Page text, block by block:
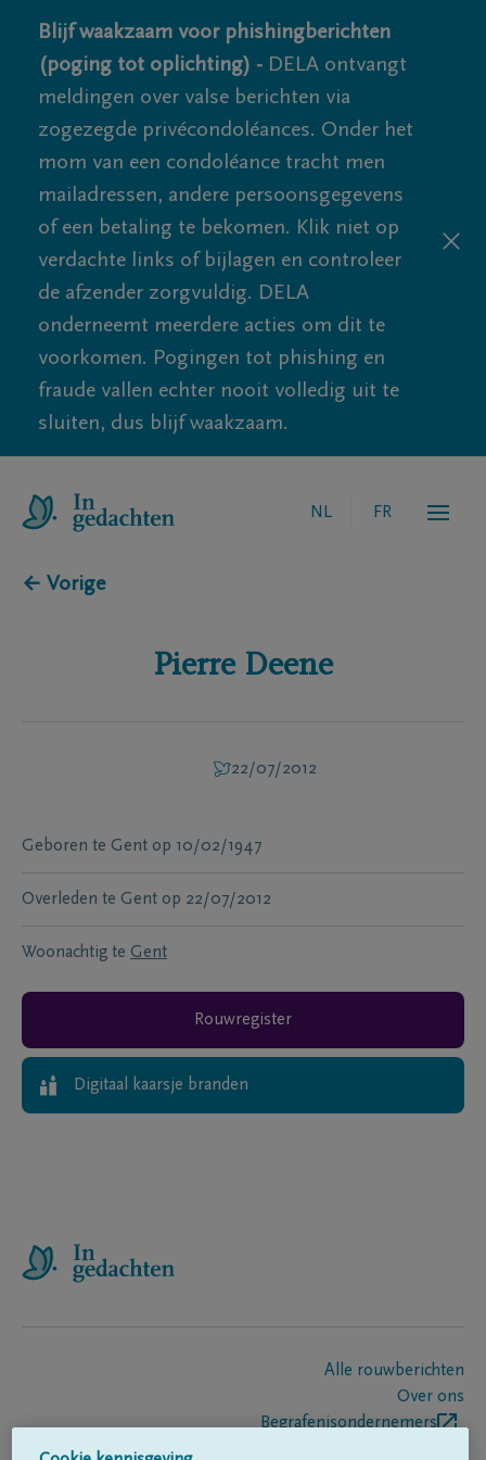
Blijf waakzaam voor phishingberichten
(poging tot oplichting) - DELA ontvangt
meldingen over valse berichten via
zogezegde privécondoléances. Onder het
mom van een condoléance tracht men
mailadressen, andere persoonsgegevens
of een betaling te bekomen. Klik niet op
verdachte links of bijlagen en controleer
de afzender zorgvuldig. DELA
onderneemt meerdere acties om dit te
voorkomen. Pogingen tot phishing en
fraude vallen echter nooit volledig uit te
sluiten, dus blijf waakzaam.
NL FR
← Vorige
Pierre Deene
22/07/2012
Geboren te Gent op 10/02/1947
Overleden te Gent op 22/07/2012
Woonachtig te Gent
Rouwregister
Digitaal kaarsje branden
Alle rouwberichten
Over ons
Begrafenisondernemers